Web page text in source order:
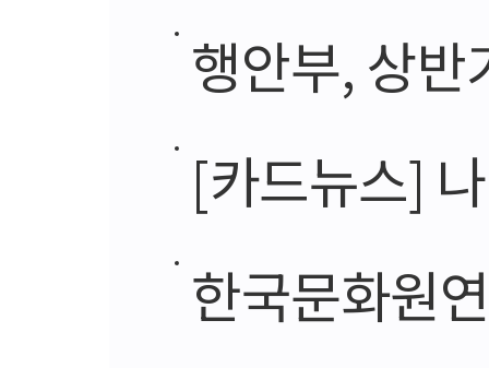
행안부, 상반
[카드뉴스]
한국문화원연